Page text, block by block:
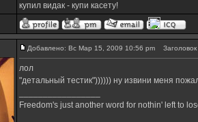
купил видак - купи касету!
Добавлено: Вс Мар 15, 2009 10:56 pm
лол
"детальный тестик")))))) ну извини меня
Freedom's just another word for nothin' left to